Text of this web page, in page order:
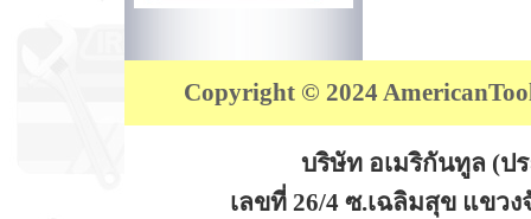
Copyright © 2024
บริษัท อเมริกันทูล (ป
เลขที่ 26/4 ซ.เฉลิมสุข แขวง